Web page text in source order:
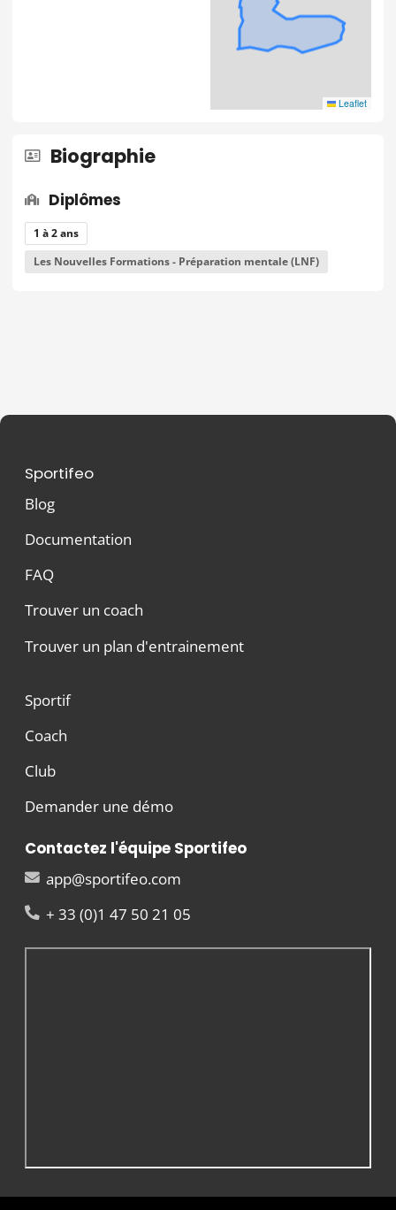
Leaflet
Biographie
Diplômes
1 à 2 ans
Les Nouvelles Formations - Préparation mentale (LNF)
Sportifeo
Blog
Documentation
FAQ
Trouver un coach
Trouver un plan d'entrainement
Sportif
Coach
Club
Demander une démo
Contactez l'équipe Sportifeo
app@sportifeo.com
+ 33 (0)1 47 50 21 05